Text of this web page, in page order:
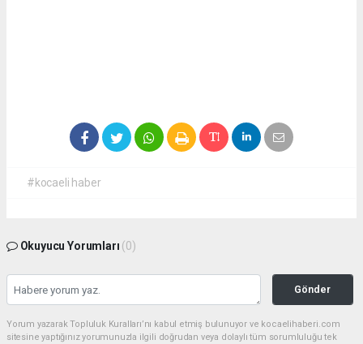
#kocaeli haber
Okuyucu Yorumları (0)
Gönder
Yorum yazarak Topluluk Kuralları’nı kabul etmiş bulunuyor ve kocaelihaberi.com
sitesine yaptığınız yorumunuzla ilgili doğrudan veya dolaylı tüm sorumluluğu tek